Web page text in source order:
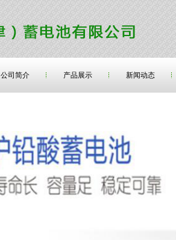
公司简介 产品展示 新闻动态